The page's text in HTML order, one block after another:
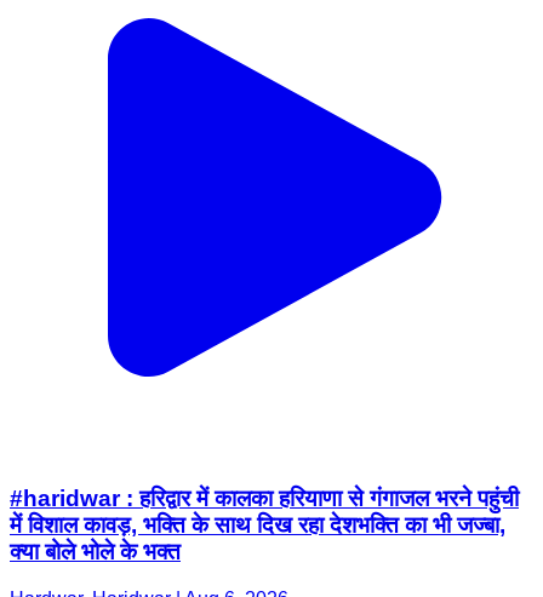
#haridwar : हरिद्वार में कालका हरियाणा से गंगाजल भरने पहुंची
में विशाल कावड़, भक्ति के साथ दिख रहा देशभक्ति का भी जज्बा,
क्या बोले भोले के भक्त